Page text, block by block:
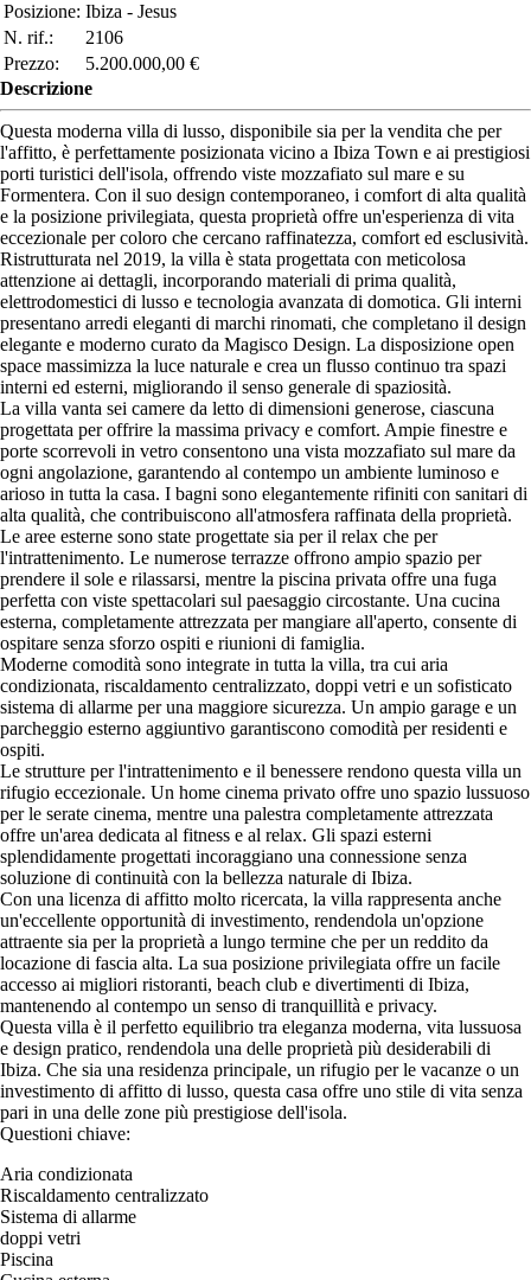
Posizione: Ibiza - Jesus
N. rif.:
2106
Prezzo:
5.200.000,00 €
Descrizione
Questa moderna villa di lusso, disponibile sia per la vendita che per
l'affitto, è perfettamente posizionata vicino a Ibiza Town e ai prestigiosi
porti turistici dell'isola, offrendo viste mozzafiato sul mare e su
Formentera. Con il suo design contemporaneo, i comfort di alta qualità
e la posizione privilegiata, questa proprietà offre un'esperienza di vita
eccezionale per coloro che cercano raffinatezza, comfort ed esclusività.
Ristrutturata nel 2019, la villa è stata progettata con meticolosa
attenzione ai dettagli, incorporando materiali di prima qualità,
elettrodomestici di lusso e tecnologia avanzata di domotica. Gli interni
presentano arredi eleganti di marchi rinomati, che completano il design
elegante e moderno curato da Magisco Design. La disposizione open
space massimizza la luce naturale e crea un flusso continuo tra spazi
interni ed esterni, migliorando il senso generale di spaziosità.
La villa vanta sei camere da letto di dimensioni generose, ciascuna
progettata per offrire la massima privacy e comfort. Ampie finestre e
porte scorrevoli in vetro consentono una vista mozzafiato sul mare da
ogni angolazione, garantendo al contempo un ambiente luminoso e
arioso in tutta la casa. I bagni sono elegantemente rifiniti con sanitari di
alta qualità, che contribuiscono all'atmosfera raffinata della proprietà.
Le aree esterne sono state progettate sia per il relax che per
l'intrattenimento. Le numerose terrazze offrono ampio spazio per
prendere il sole e rilassarsi, mentre la piscina privata offre una fuga
perfetta con viste spettacolari sul paesaggio circostante. Una cucina
esterna, completamente attrezzata per mangiare all'aperto, consente di
ospitare senza sforzo ospiti e riunioni di famiglia.
Moderne comodità sono integrate in tutta la villa, tra cui aria
condizionata, riscaldamento centralizzato, doppi vetri e un sofisticato
sistema di allarme per una maggiore sicurezza. Un ampio garage e un
parcheggio esterno aggiuntivo garantiscono comodità per residenti e
ospiti.
Le strutture per l'intrattenimento e il benessere rendono questa villa un
rifugio eccezionale. Un home cinema privato offre uno spazio lussuoso
per le serate cinema, mentre una palestra completamente attrezzata
offre un'area dedicata al fitness e al relax. Gli spazi esterni
splendidamente progettati incoraggiano una connessione senza
soluzione di continuità con la bellezza naturale di Ibiza.
Con una licenza di affitto molto ricercata, la villa rappresenta anche
un'eccellente opportunità di investimento, rendendola un'opzione
attraente sia per la proprietà a lungo termine che per un reddito da
locazione di fascia alta. La sua posizione privilegiata offre un facile
accesso ai migliori ristoranti, beach club e divertimenti di Ibiza,
mantenendo al contempo un senso di tranquillità e privacy.
Questa villa è il perfetto equilibrio tra eleganza moderna, vita lussuosa
e design pratico, rendendola una delle proprietà più desiderabili di
Ibiza. Che sia una residenza principale, un rifugio per le vacanze o un
investimento di affitto di lusso, questa casa offre uno stile di vita senza
pari in una delle zone più prestigiose dell'isola.
Questioni chiave:
Aria condizionata
Riscaldamento centralizzato
Sistema di allarme
doppi vetri
Piscina